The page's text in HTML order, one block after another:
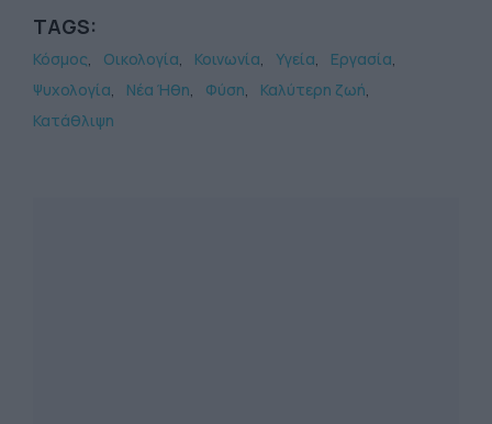
TAGS:
Κόσμος Οικολογία Κοινωνία Υγεία
Εργασία
Ψυχολογία
Νέα Ήθη Φύση
Καλύτερη ζωή
Κατάθλιψη